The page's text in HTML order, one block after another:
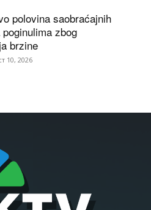
polovina saobraćajnih
zbog
brzine
10, 2026